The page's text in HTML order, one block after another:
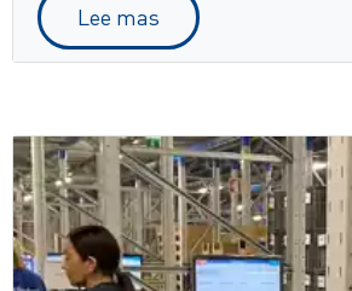
Lee mas